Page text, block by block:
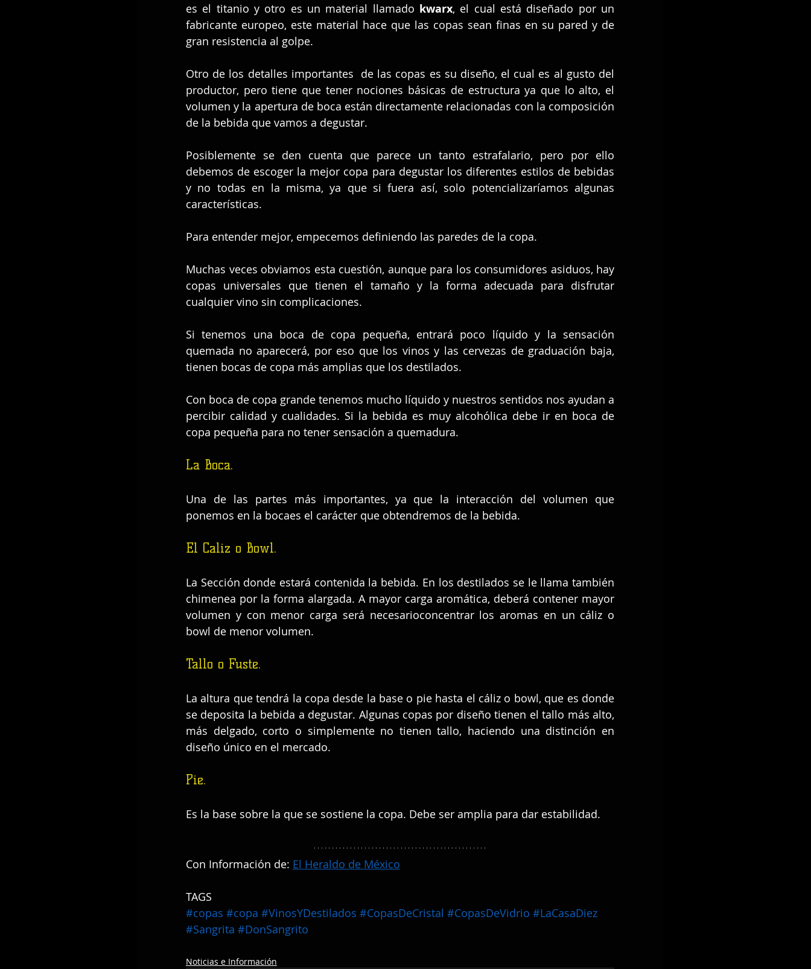
es el titanio y otro es un material llamado kwarx, el cual está diseñado por un
fabricante europeo, este material hace que las copas sean finas en su pared y de
gran resistencia al golpe.
Otro de los detalles importantes  de las copas es su diseño, el cual es al gusto del
productor, pero tiene que tener nociones básicas de estructura ya que lo alto, el
volumen y la apertura de boca están directamente relacionadas con la composición
de la bebida que vamos a degustar.
Posiblemente se den cuenta que parece un tanto estrafalario, pero por ello
debemos de escoger la mejor copa para degustar los diferentes estilos de bebidas
y no todas en la misma, ya que si fuera así, solo potencializaríamos algunas
características.
Para entender mejor, empecemos definiendo las paredes de la copa.
Muchas veces obviamos esta cuestión, aunque para los consumidores asiduos, hay
copas universales que tienen el tamaño y la forma adecuada para disfrutar
cualquier vino sin complicaciones.
Si tenemos una boca de copa pequeña, entrará poco líquido y la sensación
quemada no aparecerá, por eso que los vinos y las cervezas de graduación baja,
tienen bocas de copa más amplias que los destilados.
Con boca de copa grande tenemos mucho líquido y nuestros sentidos nos ayudan a
percibir calidad y cualidades. Si la bebida es muy alcohólica debe ir en boca de
copa pequeña para no tener sensación a quemadura.
La Boca.
Una de las partes más importantes, ya que la interacción del volumen que
ponemos en la bocaes el carácter que obtendremos de la bebida.
El Caliz o Bowl.
La Sección donde estará contenida la bebida. En los destilados se le llama también
chimenea por la forma alargada. A mayor carga aromática, deberá contener mayor
volumen y con menor carga será necesarioconcentrar los aromas en un cáliz o
bowl de menor volumen.
Tallo o Fuste.
La altura que tendrá la copa desde la base o pie hasta el cáliz o bowl, que es donde
se deposita la bebida a degustar. Algunas copas por diseño tienen el tallo más alto,
más delgado, corto o simplemente no tienen tallo, haciendo una distinción en
diseño único en el mercado.
Pie.
Es la base sobre la que se sostiene la copa. Debe ser amplia para dar estabilidad.
Con Información de: El Heraldo de México
TAGS
#copas #copa #VinosYDestilados #CopasDeCristal #CopasDeVidrio #LaCasaDiez
#Sangrita #DonSangrito
Noticias e Información